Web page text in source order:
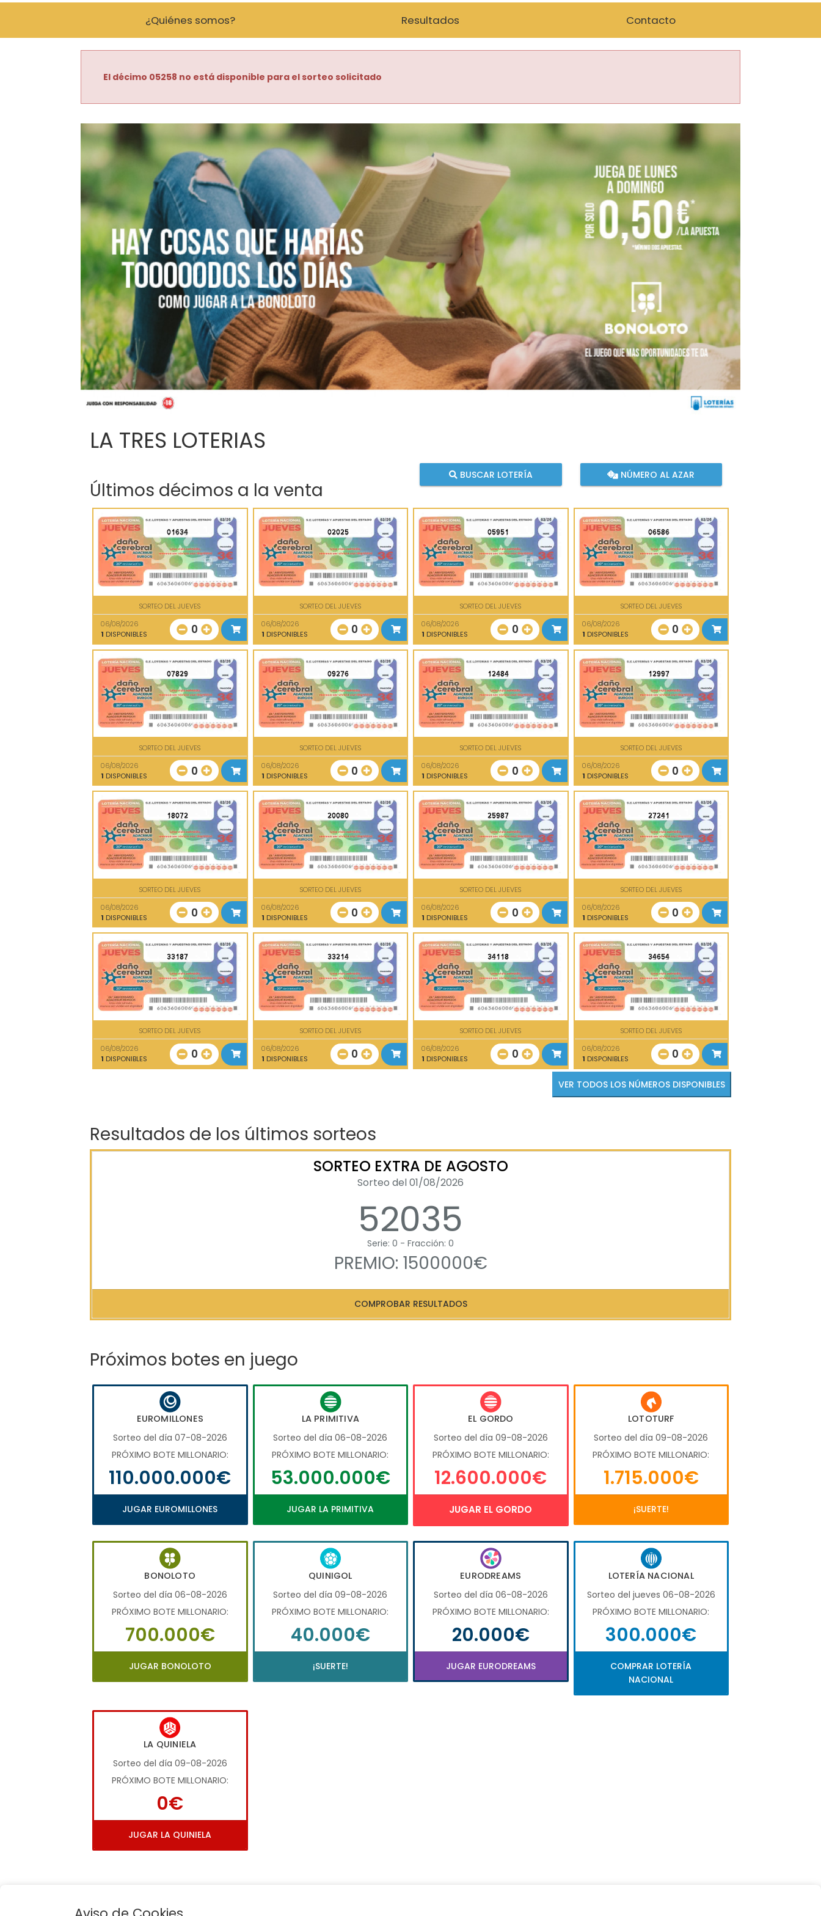
¿Quiénes somos? Resultados Contacto
El décimo 05258 no está disponible para el sorteo solicitado
LA TRES LOTERIAS
Últimos décimos a la venta
BUSCAR LOTERÍA NÚMERO AL AZAR
01634
SORTEO DEL JUEVES
06/08/2026
1 DISPONIBLES 0
02025
SORTEO DEL JUEVES
06/08/2026
1 DISPONIBLES 0
05951
SORTEO DEL JUEVES
06/08/2026
1 DISPONIBLES 0
06586
SORTEO DEL JUEVES
06/08/2026
1 DISPONIBLES 0
07829
SORTEO DEL JUEVES
06/08/2026
1 DISPONIBLES 0
09276
SORTEO DEL JUEVES
06/08/2026
1 DISPONIBLES 0
12484
SORTEO DEL JUEVES
06/08/2026
1 DISPONIBLES 0
12997
SORTEO DEL JUEVES
06/08/2026
1 DISPONIBLES 0
18072
SORTEO DEL JUEVES
06/08/2026
1 DISPONIBLES 0
20080
SORTEO DEL JUEVES
06/08/2026
1 DISPONIBLES 0
25987
SORTEO DEL JUEVES
06/08/2026
1 DISPONIBLES 0
27241
SORTEO DEL JUEVES
06/08/2026
1 DISPONIBLES 0
33187
SORTEO DEL JUEVES
06/08/2026
1 DISPONIBLES 0
33214
SORTEO DEL JUEVES
06/08/2026
1 DISPONIBLES 0
34118
SORTEO DEL JUEVES
06/08/2026
1 DISPONIBLES 0
34654
SORTEO DEL JUEVES
06/08/2026
1 DISPONIBLES 0
VER TODOS LOS NÚMEROS DISPONIBLES
Resultados de los últimos sorteos
SORTEO EXTRA DE AGOSTO
Sorteo del 01/08/2026
52035
Serie: 0 - Fracción: 0
PREMIO: 1500000€
COMPROBAR RESULTADOS
Próximos botes en juego
EUROMILLONES
Sorteo del día 07-08-2026
PRÓXIMO BOTE MILLONARIO:
110.000.000€
JUGAR EUROMILLONES
LA PRIMITIVA
Sorteo del día 06-08-2026
PRÓXIMO BOTE MILLONARIO:
53.000.000€
JUGAR LA PRIMITIVA
EL GORDO
Sorteo del día 09-08-2026
PRÓXIMO BOTE MILLONARIO:
12.600.000€
JUGAR EL GORDO
LOTOTURF
Sorteo del día 09-08-2026
PRÓXIMO BOTE MILLONARIO:
1.715.000€
¡SUERTE!
BONOLOTO
Sorteo del día 06-08-2026
PRÓXIMO BOTE MILLONARIO:
700.000€
JUGAR BONOLOTO
QUINIGOL
Sorteo del día 09-08-2026
PRÓXIMO BOTE MILLONARIO:
40.000€
¡SUERTE!
EURODREAMS
Sorteo del día 06-08-2026
PRÓXIMO BOTE MILLONARIO:
20.000€
JUGAR EURODREAMS
LOTERÍA NACIONAL
Sorteo del jueves 06-08-2026
PRÓXIMO BOTE MILLONARIO:
300.000€
COMPRAR LOTERÍA
NACIONAL
LA QUINIELA
Sorteo del día 09-08-2026
PRÓXIMO BOTE MILLONARIO:
0€
JUGAR LA QUINIELA